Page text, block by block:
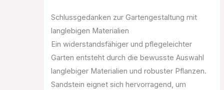
Schlussgedanken zur Gartengestaltung mit
langlebigen Materialien
Ein widerstandsfähiger und pflegeleichter
Garten entsteht durch die bewusste Auswahl
langlebiger Materialien und robuster Pflanzen.
Sandstein eignet sich hervorragend, um